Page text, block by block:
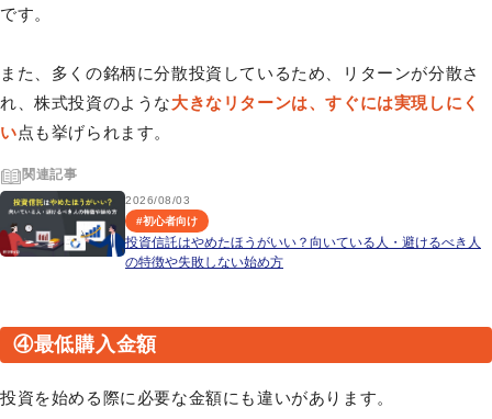
です。
また、多くの銘柄に分散投資しているため、リターンが分散さ
れ、株式投資のような大きなリターンは、すぐには実現しにく
い点も挙げられます。
関連記事
2026/08/03
#初心者向け
投資信託はやめたほうがいい？向いている人・避けるべき人
の特徴や失敗しない始め方
④最低購入金額
投資を始める際に必要な金額にも違いがあります。